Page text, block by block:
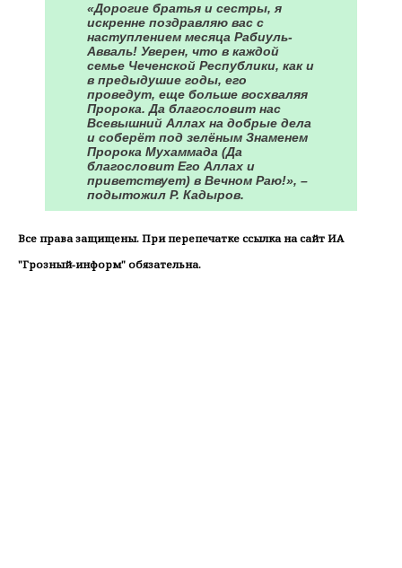
«Дорогие братья и сестры, я
искренне поздравляю вас с
наступлением месяца Рабиуль-
Авваль! Уверен, что в каждой
семье Чеченской Республики, как и
в предыдушие годы, его
проведут, еще больше восхваляя
Пророка. Да благословит нас
Всевышний Аллах на добрые дела
и соберёт под зелёным Знаменем
Пророка Мухаммада (Да
благословит Его Аллах и
приветствует) в Вечном Раю!», –
подытожил Р. Кадыров.
Все права защищены. При перепечатке ссылка на сайт ИА
"Грозный-информ" обязательна.